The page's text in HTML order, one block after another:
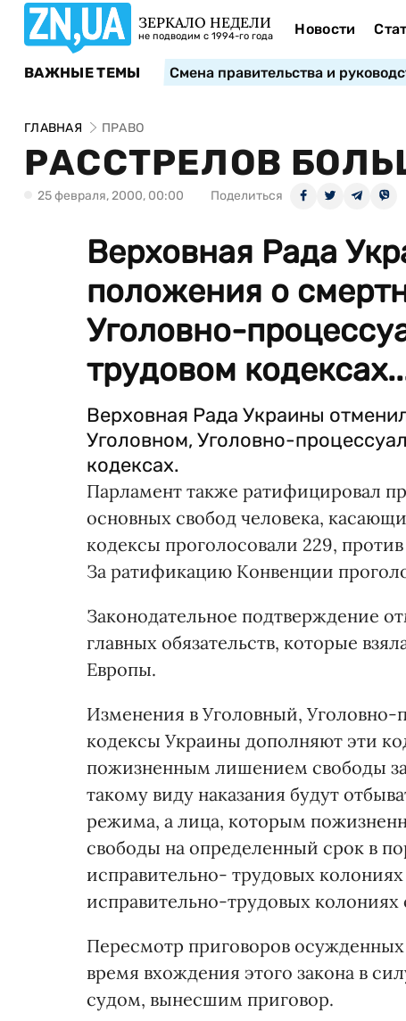
ЗЕРКАЛО НЕДЕЛИ
не подводим с 1994-го года Новости
ВАЖНЫЕ ТЕМЫ Смена правительства и
ГЛАВНАЯ ПРАВО
РАССТРЕЛОВ
25 февраля, 2000, 00:00 Поделиться
Верховная Рада
положения о
Уголовно-
трудовом
Верховная Рада Украины
Уголовном, Уголовно-
кодексах.
Парламент также ратифицировал
основных свобод человека,
кодексы проголосовали 229,
За ратификацию Конвенции
Законодательное подтверждение
главных обязательств, которые
Европы.
Изменения в Уголовный,
кодексы Украины дополняют эти
пожизненным лишением свободы
такому виду наказания будут
режима, а лица, которым
свободы на определенный срок в
исправительно- трудовых
исправительно-трудовых
Пересмотр приговоров
время вхождения этого закона в
судом, вынесшим приговор.